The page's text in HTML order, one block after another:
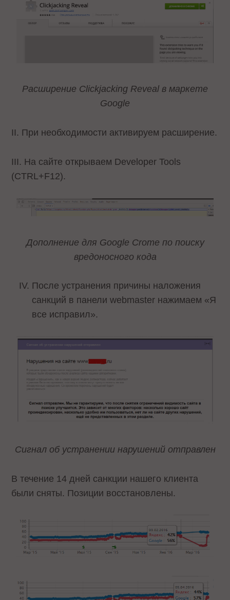
Расширение Clickjacking Reveal в маркете
Google
II. При необходимости активируем расширение.
III. На сайте открываем Developer Tools
(CTRL+F12).
Дополнение для Google Crome по поиску
вредоносного кода
После устранения причины наложения
санкций в панели webmaster нажимаем «Я
все исправил».
Сигнал об устранении нарушений отправлен
В течение 14 дней санкции нашего клиента
были сняты. Позиции восстановлены.